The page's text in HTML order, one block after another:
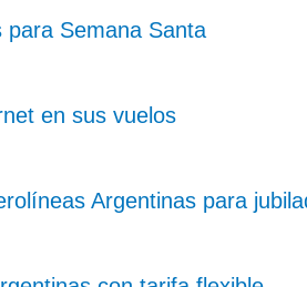
para Semana Santa
en sus vuelos
Argentinas para